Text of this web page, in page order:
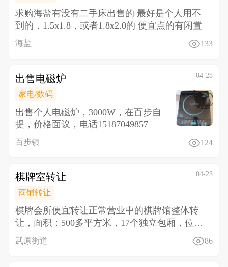
求购海盐有没有二手床出售的 最好是个人用不
到的，1.5x1.8，或者1.8x2.0的 便宜点的有闲置
海盐 133
出售电磁炉 04-28
家电/数码
出售个人电磁炉，3000W，在百步自
提，价格面议，电话15187049857
百步镇 124
棋牌室转让 04-23
商铺转让
棋牌会所便宜转让正常营业中的棋牌馆整体转
让， 面积：500多平方米，17个独立包厢，位置
好，停车方
武原街道 86